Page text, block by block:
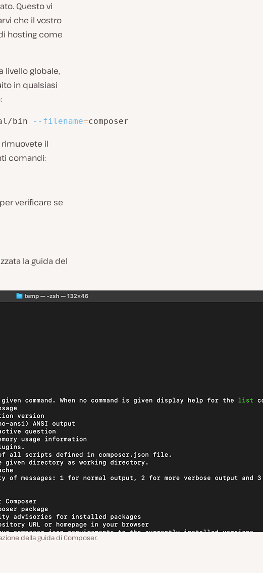
Questo vi
che il vostro
hosting come
livello globale,
in qualsiasi
bin --filename=composer
il
comandi:
verificare se
la guida del
della guida di Composer.